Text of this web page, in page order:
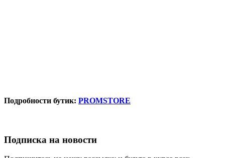
Подробности бутик: PROMSTORE
Подписка на новости